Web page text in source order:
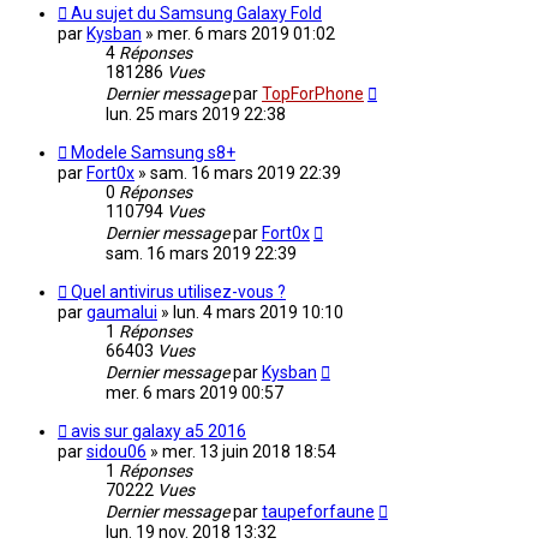
Au sujet du Samsung Galaxy Fold
par Kysban » mer. 6 mars 2019 01:02
4 Réponses
181286 Vues
Dernier messageparTopForPhone
lun. 25 mars 2019 22:38
Modele Samsung s8+
par Fort0x » sam. 16 mars 2019 22:39
0 Réponses
110794 Vues
Dernier messagepar Fort0x
sam. 16 mars 2019 22:39
Quel antivirus utilisez-vous ?
pargaumalui » lun. 4 mars 2019 10:10
1 Réponses
66403 Vues
Dernier messagepar Kysban
mer. 6 mars 2019 00:57
avis sur galaxy a5 2016
parsidou06 » mer. 13 juin 2018 18:54
1 Réponses
70222 Vues
Dernier messagepartaupeforfaune
lun. 19 nov. 2018 13:32